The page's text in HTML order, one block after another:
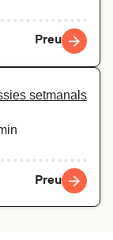
Preu
setmanals
Preu